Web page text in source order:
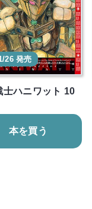
26 発売
士ハニワット 10
本を買う